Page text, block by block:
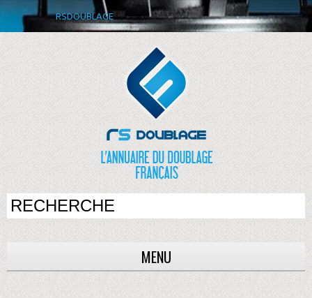
RSDOUBLAGE
MENU